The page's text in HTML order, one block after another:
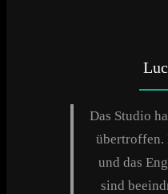
Das Studio
übertroffen.
und das
sind